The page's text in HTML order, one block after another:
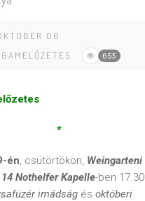
06
655
*
én, csütörtökön, Weingarteni
14 Nothelfer Kapelle-ben 17.30
imádság és októberi